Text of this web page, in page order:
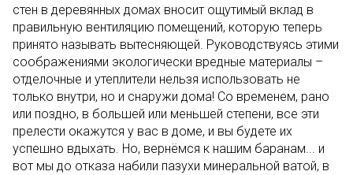
стен в деревянных домах вносит ощутимый вклад в
правильную вентиляцию помещений, которую теперь
принято называть вытесняющей. Руководствуясь этими
соображениями экологически вредные материалы –
отделочные и утеплители нельзя использовать не
только внутри, но и снаружи дома! Со временем, рано
или поздно, в большей или меньшей степени, все эти
прелести окажутся у вас в доме, и вы будете их
успешно вдыхать. Но, вернёмся к нашим баранам... и
вот мы до отказа набили пазухи минеральной ватой, в